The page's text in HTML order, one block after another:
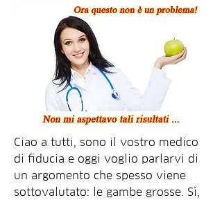
Ciao a tutti, sono il vostro medico
di fiducia e oggi voglio parlarvi di
un argomento che spesso viene
sottovalutato: le gambe grosse. Sì,